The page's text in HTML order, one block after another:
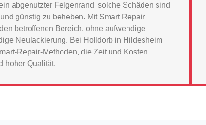
abgenutzter Felgenrand, solche Schäden sind
günstig zu beheben. Mit Smart Repair
betroffenen Bereich, ohne aufwendige
Neulackierung. Bei Holldorb in Hildesheim
Repair-Methoden, die Zeit und Kosten
hoher Qualität.